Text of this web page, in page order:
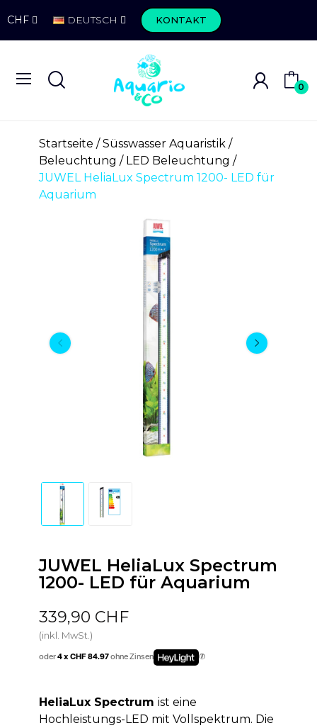
CHF DEUTSCH KONTAKT
0
Startseite
Süsswasser Aquaristik
Beleuchtung
LED Beleuchtung
JUWEL HeliaLux Spectrum 1200- LED für
Aquarium
JUWEL HeliaLux Spectrum
1200- LED für Aquarium
339,90 CHF
(inkl. MwSt.)
oder4 x CHF 84.97ohne Zinsen
HeliaLux Spectrum ist eine
Hochleistungs-LED mit Vollspektrum. Die